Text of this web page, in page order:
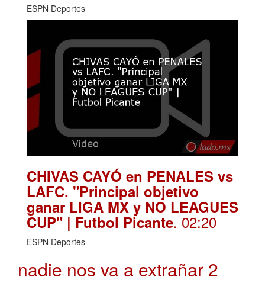
ESPN Deportes
CHIVAS CAYÓ en PENALES vs
LAFC. "Principal objetivo
ganar LIGA MX y NO LEAGUES
CUP" | Futbol Picante. 02:20
ESPN Deportes
nadie nos va a extrañar 2